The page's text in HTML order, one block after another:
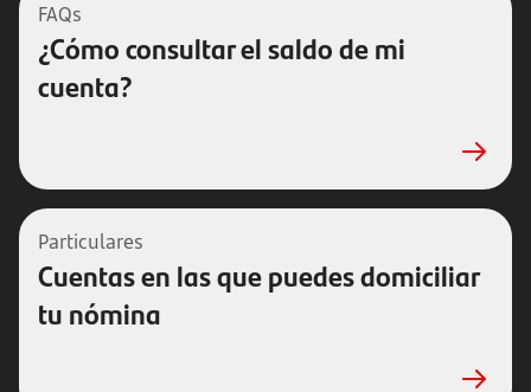
FAQs
¿Cómo consultar el saldo de mi
cuenta?
Particulares
Cuentas en las que puedes domiciliar
tu nómina